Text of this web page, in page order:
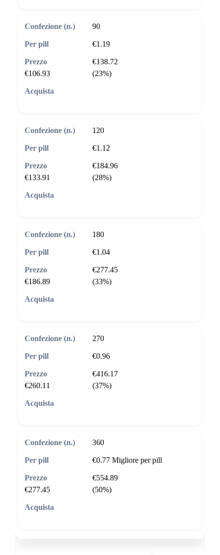
90
€1.19
€138.72
€106.93
(23%)
120
€1.12
€184.96
€133.91
(28%)
180
€1.04
€277.45
€186.89
(33%)
270
€0.96
€416.17
€260.11
(37%)
360
€0.77 Migliore per pill
€554.89
€277.45
(50%)